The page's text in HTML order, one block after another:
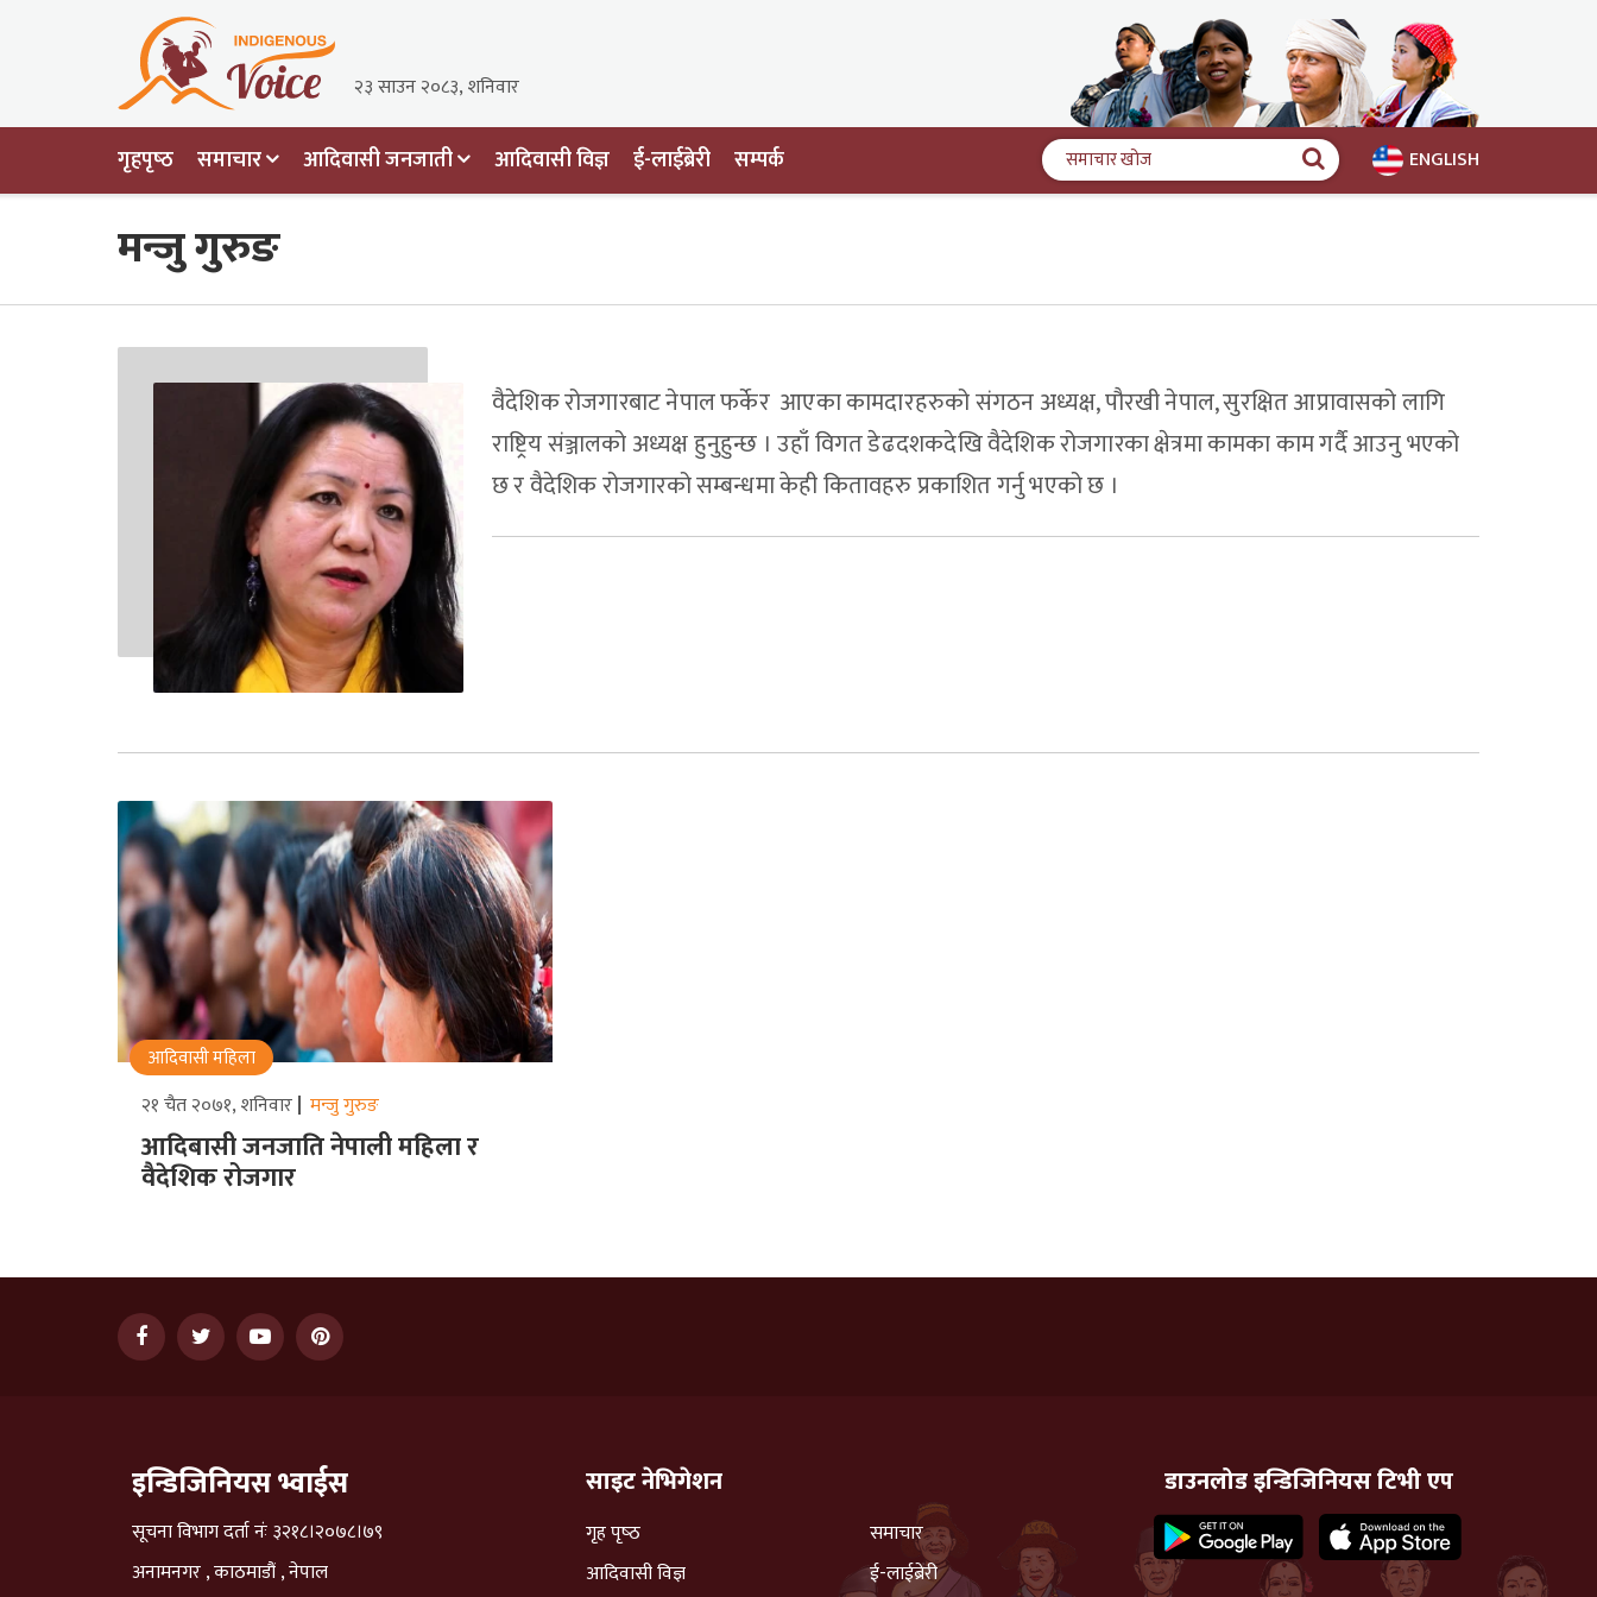
२३ साउन २०८३, शनिवार
गृहपृष्‍ठ समाचार आदिवासी जनजाती आदिवासी विज्ञ ई-लाईब्रेरी सम्पर्क ENGLISH
समाचार
खोज
मन्जु गुरुङ
वैदेशिक रोजगारबाट नेपाल फर्केर आएका कामदारहरुको संगठन अध्यक्ष, पौरखी नेपाल, सुरक्षित आप्रावासको लागि
राष्ट्रिय संञ्जालको अध्यक्ष हुनुहुन्छ । उहाँ विगत डेढदशकदेखि वैदेशिक रोजगारका क्षेत्रमा कामका काम गर्दै आउनु भएको
छ र वैदेशिक रोजगारको सम्बन्धमा केही कितावहरु प्रकाशित गर्नु भएको छ ।
आदिवासी महिला
२१ चैत २०७१, शनिवार मन्जु गुरुङ
आदिबासी जनजाति नेपाली महिला र
वैदेशिक रोजगार
इन्डिजिनियस भ्वाईस
सूचना विभाग दर्ता नंः ३२१८।२०७८।७९
अनामनगर , काठमाडौं , नेपाल
साइट नेभिगेशन
गृह पृष्‍ठ
समाचार
आदिवासी विज्ञ
ई-लाईब्रेरी
डाउनलोड इन्डिजिनियस टिभी एप